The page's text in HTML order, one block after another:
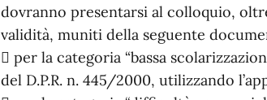
dovranno presentarsi al colloquio,
validità, muniti della seguente
 per la categoria “bassa
del D.P.R. n. 445/2000, utilizzando